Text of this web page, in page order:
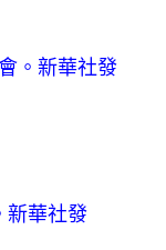
。新華社發
新華社發